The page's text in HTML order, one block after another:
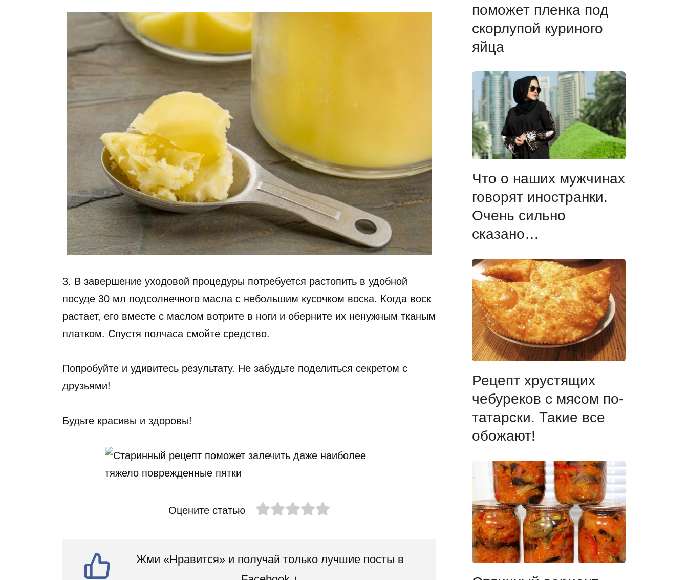
3. В завершение уходовой процедуры потребуется растопить в удобной
посуде 30 мл подсолнечного масла с небольшим кусочком воска. Когда воск
растает, его вместе с маслом вотрите в ноги и оберните их ненужным тканым
платком. Спустя полчаса смойте средство.
Попробуйте и удивитесь результату. Не забудьте поделиться секретом с
друзьями!
Будьте красивы и здоровы!
Оцените статью
Жми «Нравится» и получай только лучшие посты в
поможет пленка под
скорлупой куриного
яйца
Что о наших мужчинах
говорят иностранки.
Очень сильно
сказано…
Рецепт хрустящих
чебуреков с мясом по-
татарски. Такие все
обожают!